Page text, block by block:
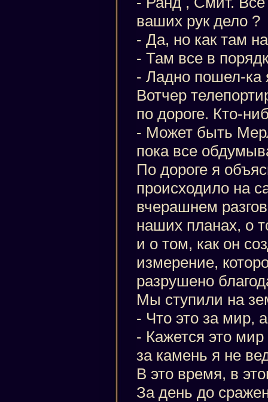
ваших рук дело ?
- Да, но как там
- Там все в
- Ладно пошел-ка
Вотчер
по дороге. Кто-
- Может быть
пока все
По дороге я
происходило на
вчерашнем
наших планах, о
и о том, как он
измерение,
разрушено
Мы ступили на
- Что это за мир,
- Кажется это
за камень я не
В это время, в
За день до